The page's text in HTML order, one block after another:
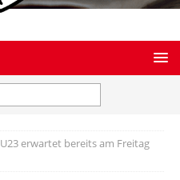
U23 erwartet bereits am Freitag